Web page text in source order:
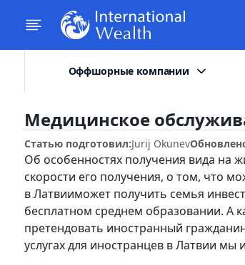
Оффшорные компании
Медицинское
Статью подготовил:Jurij Okunev
Об особенностях получения вида на
скорости его получения, о том, что
в Латвииможет получить семья
бесплатном среднем образовании. А
претендовать иностранный
услугах для иностранцев в Латвии мы